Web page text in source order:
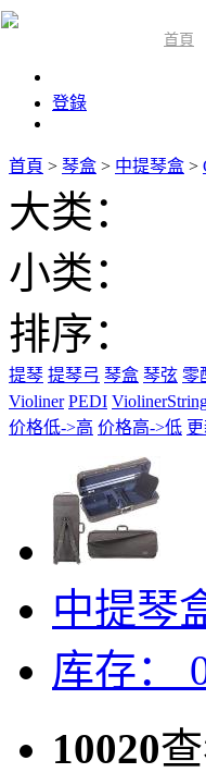
首頁
登錄
首頁 > 琴盒 > 中提琴盒 >
大类：
小类：
排序：
提琴 提琴弓 琴盒 琴弦 零
Violiner PEDI
价格低->高 价格高->低
中提琴
库存：
10020